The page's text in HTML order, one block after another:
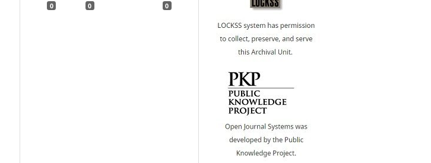
0 0 0